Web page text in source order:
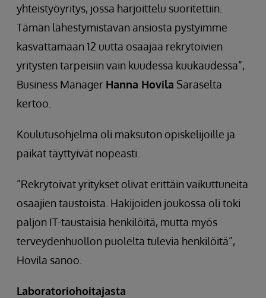
yhteistyöyritys, jossa harjoittelu suoritettiin.
Tämän lähestymistavan ansiosta pystyimme
kasvattamaan 12 uutta osaajaa rekrytoivien
yritysten tarpeisiin vain kuudessa kuukaudessa”,
Business Manager Hanna Hovila Saraselta
kertoo.
Koulutusohjelma oli maksuton opiskelijoille ja
paikat täyttyivät nopeasti.
”Rekrytoivat yritykset olivat erittäin vaikuttuneita
osaajien taustoista. Hakijoiden joukossa oli toki
paljon IT-taustaisia henkilöitä, mutta myös
terveydenhuollon puolelta tulevia henkilöitä”,
Hovila sanoo.
Laboratoriohoitajasta